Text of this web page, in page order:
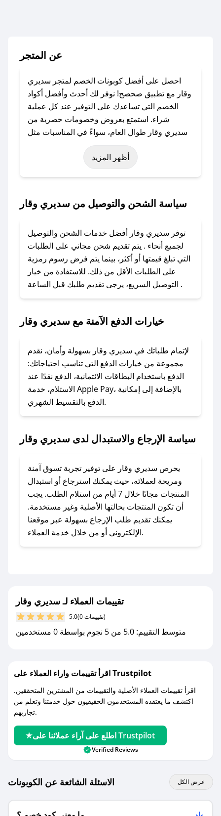
عن المتجر
احصل على أفضل كوبونات الخصم لمتجر سديري
وقار مع تطبيق صحصح! نوفر لك أحدث وأفضل أكواد
الخصم التي تساعدك على التوفير عند كل عملية
شراء. استمتع بعروض وخصومات حصرية من
سديري وقار طوال العام، سواءً في المناسبات مثل
عيد الفطر، عيد الأضحى، الجمعة البيضاء (شهر
نوفمبر)، رمضان، اليوم الوطني، يوم التأسيس، أو
حتى عروض خاصة أخرى.
باستخدام تطبيق صحصح، يمكنك العثور بسهولة على
الكوبون، تواصل معنا عبر تويتر أو البريد الإلكتروني
لإضافته بسرعة.
### كيفية استخدام كود خصم سديري وقار؟
1. انسخ كود الخصم من تطبيق صحصح.
2. الصقه في خانة الدفع عند التسوق من سديري
لا تقلق! يمكنك التواصل مع فريق دعم صحصح عبر
الرسائل الخاصة على تويتر أو البريد الإلكتروني،
وسنقوم بحل المشكلة في أسرع وقت ممكن.
### ماذا أفعل إذا لم أجد كود خصم لمتجري
المفضل؟
مراسلتنا مباشرة وسنعمل على توفير الكوبونات في
### كيف تحصل على كوبونات خصم حصرية من
سديري وقار؟
للحصول على كوبونات وخصومات حصرية، قم بما
يلي:
- اضغط على أيقونة متابعة لمتجر سديري وقار في
مع صحصح، تسوق بذكاء ووفّر على كل مشترياتك مع
كوبونات خصم حصرية من سديري وقار!
أظهر المزيد
سياسة الشحن والتوصيل من سديري وقار
توفر سديري وقار أفضل خدمات الشحن والتوصيل
لجميع أنحاء . يتم تقديم شحن مجاني على الطلبات
التي تبلغ قيمتها أو أكثر، بينما يتم فرض رسوم رمزية
على الطلبات الأقل من ذلك. للاستفادة من خيار
التوصيل السريع، يرجى تقديم طلبك قبل الساعة .
خيارات الدفع الآمنة مع سديري وقار
لإتمام طلباتك في سديري وقار بسهولة وأمان، نقدم
مجموعة من خيارات الدفع التي تناسب احتياجاتك:
الدفع باستخدام البطاقات الائتمانية، الدفع نقدًا عند
الاستلام، خدمة Apple Pay، بالإضافة إلى إمكانية
الدفع بالتقسيط الشهري.
سياسة الإرجاع والاستبدال لدى سديري وقار
يحرص سديري وقار على توفير تجربة تسوق آمنة
ومريحة لعملائه، حيث يمكنك استرجاع أو استبدال
المنتجات مجانًا خلال 7 أيام من استلام الطلب. يجب
أن تكون المنتجات بحالتها الأصلية وغير مستخدمة.
يمكنك تقديم طلب الإرجاع بسهولة عبر موقعنا
الإلكتروني أو من خلال خدمة العملاء.
تقييمات العملاء لـ سديري وقار
5.0 (0 تقييمات)
متوسط التقييم: 5.0 من 5 نجوم بواسطة 0 مستخدمين
اقرأ تقييمات واراء العملاء على Trustpilot
اقرأ تقييمات العملاء الأصلية والتقييمات من المشترين المتحققين.
اكتشف ما يعتقده المستخدمون الحقيقيون حول خدمتنا وتعلم من
تجاربهم.
اطلع على آراء عملائنا على Trustpilot
Verified Reviews
الاسئلة الشائعة عن الكوبونات عرض الكل